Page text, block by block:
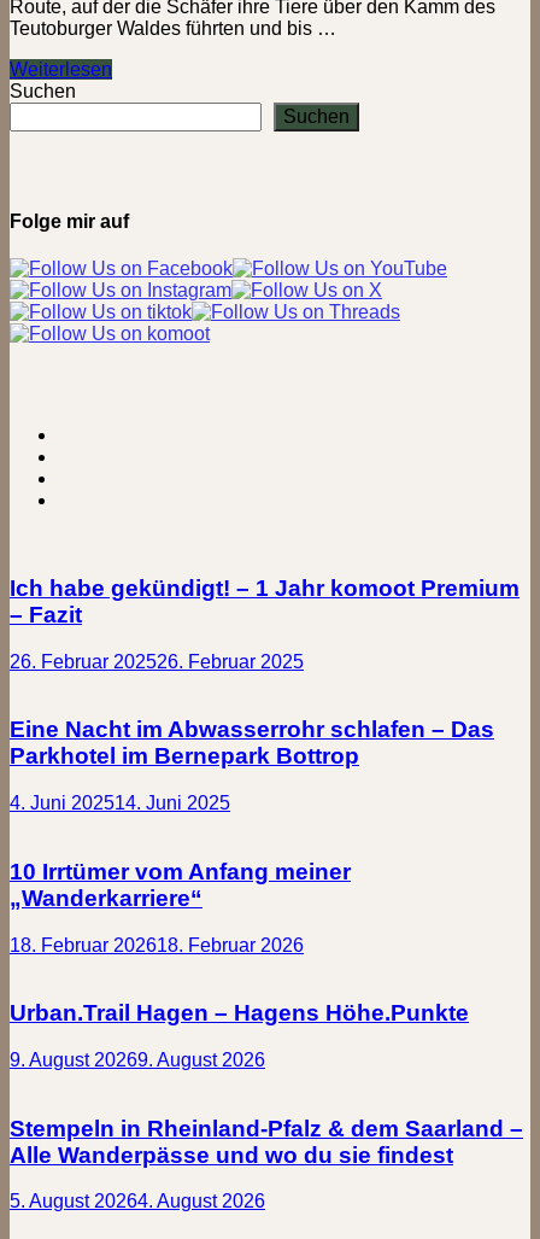
Route, auf der die Schäfer ihre Tiere über den Kamm des
Teutoburger Waldes führten und bis …
Lämmerweg
Rundtour
–
Weiterlesen
Suchen
Suchen
Folge mir auf
Ich habe gekündigt! – 1 Jahr komoot Premium
– Fazit
26. Februar 202526. Februar 2025
Eine Nacht im Abwasserrohr schlafen – Das
Parkhotel im Bernepark Bottrop
4. Juni 202514. Juni 2025
10 Irrtümer vom Anfang meiner
„Wanderkarriere“
18. Februar 202618. Februar 2026
Urban.Trail Hagen – Hagens Höhe.Punkte
9. August 20269. August 2026
Stempeln in Rheinland-Pfalz & dem Saarland –
Alle Wanderpässe und wo du sie findest
5. August 20264. August 2026